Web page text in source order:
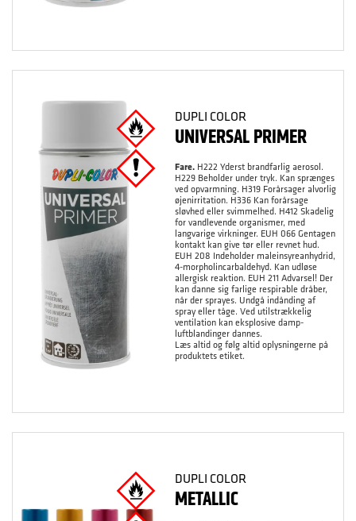
DUPLI COLOR
UNIVERSAL PRIMER
Fare. H222 Yderst brandfarlig aerosol.
H229 Beholder under tryk. Kan sprænges
ved opvarmning. H319 Forårsager alvorlig
øjenirritation. H336 Kan forårsage
sløvhed eller svimmelhed. H412 Skadelig
for vandlevende organismer, med
langvarige virkninger. EUH 066 Gentagen
kontakt kan give tør eller revnet hud.
EUH 208 Indeholder maleinsyreanhydrid,
4-morpholincarbaldehyd. Kan udløse
allergisk reaktion. EUH 211 Advarsel! Der
kan danne sig farlige respirable dråber,
når der sprayes. Undgå indånding af
spray eller tåge. Ved utilstrækkelig
ventilation kan eksplosive damp-
luftblandinger dannes.
Læs altid og følg altid oplysningerne på
produktets etiket.
DUPLI COLOR
METALLIC